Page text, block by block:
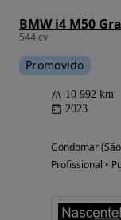
BMW i4 M50
544 cv
Promovido
10 992 km
2023
Gondomar
Profissional •